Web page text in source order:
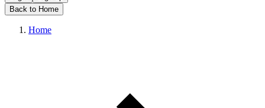
Back to Home
Home